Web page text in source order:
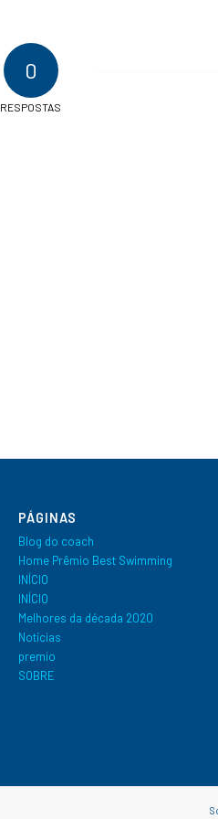
0
RESPOSTAS
PÁGINAS
Blog do coach
Home Prêmio Best Swimming
INÍCIO
INÍCIO
Melhores da década 2020
Notícias
premio
SOBRE